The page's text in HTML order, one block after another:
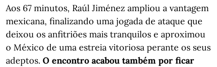
Aos 67 minutos, Raúl Jiménez ampliou a vantagem
mexicana, finalizando uma jogada de ataque que
deixou os anfitriões mais tranquilos e aproximou
o México de uma estreia vitoriosa perante os seus
adeptos. O encontro acabou também por ficar